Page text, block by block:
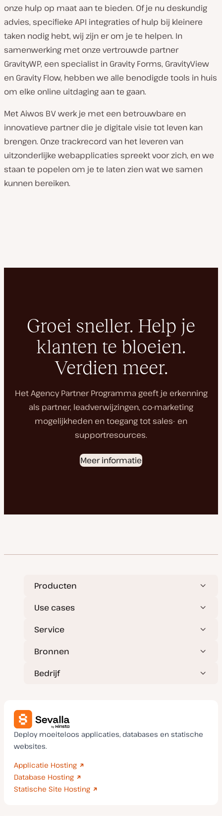
onze hulp op maat aan te bieden. Of je nu deskundig
advies, specifieke API integraties of hulp bij kleinere
taken nodig hebt, wij zijn er om je te helpen. In
samenwerking met onze vertrouwde partner
GravityWP, een specialist in Gravity Forms, GravityView
en Gravity Flow, hebben we alle benodigde tools in huis
om elke online uitdaging aan te gaan.
Met Aiwos BV werk je met een betrouwbare en
innovatieve partner die je digitale visie tot leven kan
brengen. Onze trackrecord van het leveren van
uitzonderlijke webapplicaties spreekt voor zich, en we
staan te popelen om je te laten zien wat we samen
kunnen bereiken.
Groei sneller. Help je
klanten te bloeien.
Verdien meer.
Het Agency Partner Programma geeft je erkenning
als partner, leadverwijzingen, co-marketing
mogelijkheden en toegang tot sales- en
supportresources.
Meer informatie
Producten
Use cases
Service
Bronnen
Bedrijf
Deploy moeiteloos applicaties, databases en statische
websites.
Applicatie Hosting
Database Hosting
Statische Site Hosting